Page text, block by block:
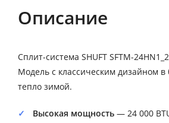
Описание
Сплит-система SHUFT SFTM-
Модель с классическим дизайном в
тепло зимой.
Высокая мощность — 24 000